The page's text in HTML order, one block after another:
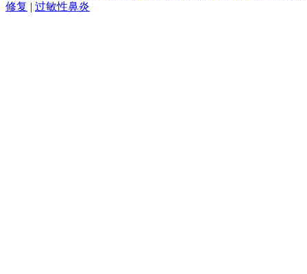
修复 | 过敏性鼻炎